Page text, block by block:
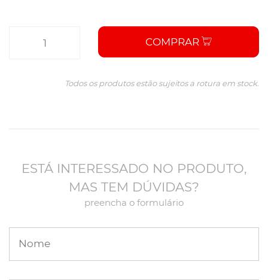
COMPRAR
Todos os produtos estão sujeitos a rotura em stock.
ESTÁ INTERESSADO NO PRODUTO,
MAS TEM DÚVIDAS?
preencha o formulário
Nome